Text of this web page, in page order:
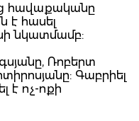
հավաքականը
է հասել
նկատմամբ:
Ռոբերտ
Գաբրիել
է ոչ-ոքի